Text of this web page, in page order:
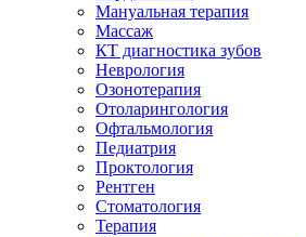
Мануальная терапия
Массаж
КТ диагностика зубов
Неврология
Озонотерапия
Отоларингология
Офтальмология
Педиатрия
Проктология
Рентген
Стоматология
Терапия